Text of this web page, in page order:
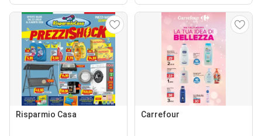
Risparmio Casa Carrefour